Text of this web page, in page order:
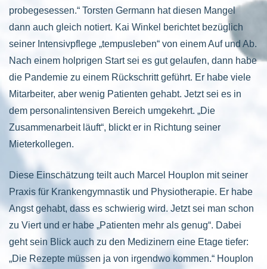
probegesessen.“ Torsten Germann hat diesen Mangel
dann auch gleich notiert. Kai Winkel berichtet bezüglich
seiner Intensivpflege „tempusleben“ von einem Auf und Ab.
Nach einem holprigen Start sei es gut gelaufen, dann habe
die Pandemie zu einem Rückschritt geführt. Er habe viele
Mitarbeiter, aber wenig Patienten gehabt. Jetzt sei es in
dem personalintensiven Bereich umgekehrt. „Die
Zusammenarbeit läuft“, blickt er in Richtung seiner
Mieterkollegen.
Diese Einschätzung teilt auch Marcel Houplon mit seiner
Praxis für Krankengymnastik und Physiotherapie. Er habe
Angst gehabt, dass es schwierig wird. Jetzt sei man schon
zu Viert und er habe „Patienten mehr als genug“. Dabei
geht sein Blick auch zu den Medizinern eine Etage tiefer:
„Die Rezepte müssen ja von irgendwo kommen.“ Houplon